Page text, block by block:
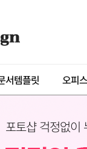
서템플릿 오피
포토샵 걱정없이